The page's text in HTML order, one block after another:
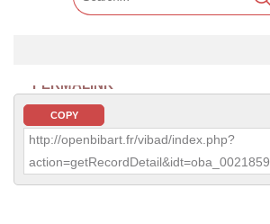
PERMALINK
COPY
http://openbibart.fr/vibad/index.php?
action=getRecordDetail&idt=oba_0021859